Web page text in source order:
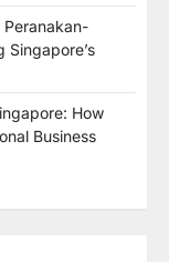
Singapore’s
How
Business